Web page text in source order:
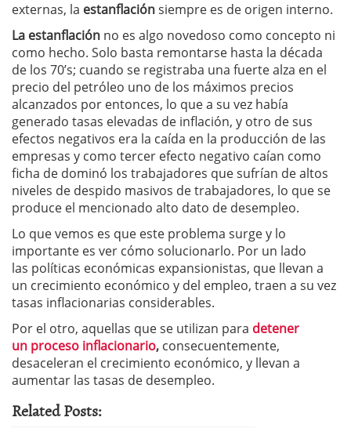
externas, la estanflaciónsiempre es de origen interno.
La estanflación no es algo novedoso como concepto ni
como hecho. Solo basta remontarse hasta la década
de los 70’s; cuando se registraba una fuerte alza en el
precio del petróleo uno de los máximos precios
alcanzados por entonces, lo que a su vez había
generado tasas elevadas de inflación, y otro de sus
efectos negativos era la caída en la producción de las
empresas y como tercer efecto negativo caían como
ficha de dominó los trabajadores que sufrían de altos
niveles de despido masivos de trabajadores, lo que se
produce el mencionado alto dato de desempleo.
Lo que vemos es que este problema surge y lo
importante es ver cómo solucionarlo. Por un lado
las políticas económicas expansionistas, que llevan a
un crecimiento económico y del empleo, traen a su vez
tasas inflacionarias considerables.
Por el otro, aquellas que se utilizan para detener
un proceso inflacionario, consecuentemente,
desaceleran el crecimiento económico, y llevan a
aumentar las tasas de desempleo.
Related Posts: